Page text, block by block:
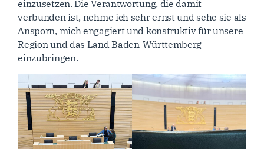
einzusetzen. Die Verantwortung, die damit
verbunden ist, nehme ich sehr ernst und sehe sie als
Ansporn, mich engagiert und konstruktiv für unsere
Region und das Land Baden-Württemberg
einzubringen.